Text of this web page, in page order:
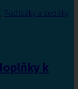
, Podložky a sedáky
k